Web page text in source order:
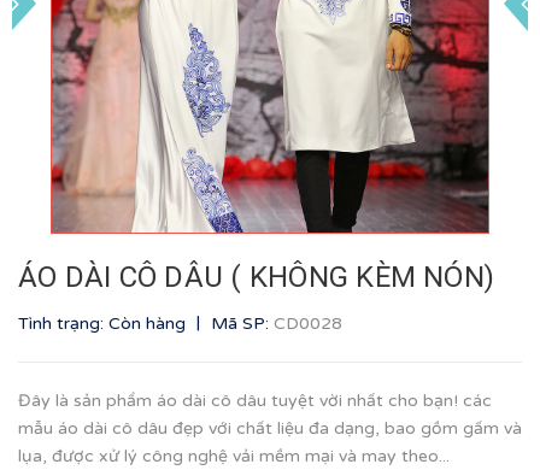
ÁO DÀI CÔ DÂU ( KHÔNG KÈM NÓN)
Tình trạng: Còn hàng | Mã SP: CD0028
Đây là sản phẩm áo dài cô dâu tuyệt vời nhất cho bạn! các
mẫu áo dài cô dâu đẹp với chất liệu đa dạng, bao gồm gấm và
lụa, được xử lý công nghệ vải mềm mại và may theo...